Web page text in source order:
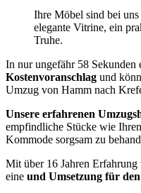
Ihre Möbel sind bei
elegante Vitrine, ein
Truhe.
In nur ungefähr 58 Sekunden
Kostenvoranschlag und
Umzug von Hamm nach
Unsere erfahrenen
empfindliche Stücke wie
Kommode sorgsam zu
Mit über 16 Jahren
eine und Umsetzung für